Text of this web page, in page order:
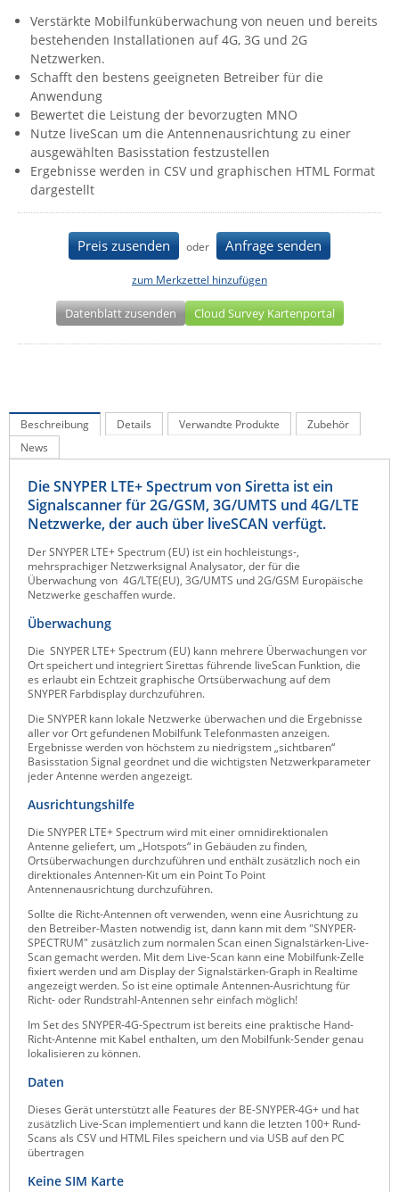
IEC Lock
Ihse
Kerlink
Kramer Electronics
KVM TEC
Legrand
LigoWave
Panorama Antennas
Raritan
Riello UPS
Server Technology
Siretta
SIRIO Antenne
Sunbird
Tactical Software
TEKTELIC
Teltonika
Unwired Networks
WATTECO
Westermo
News zu unseren Herstellern
Verstärkte Mobilfunküberwachung von neuen und bereits
bestehenden Installationen auf 4G, 3G und 2G
Netzwerken.
Schafft den bestens geeigneten Betreiber für die
Anwendung
Bewertet die Leistung der bevorzugten MNO
Nutze liveScan um die Antennenausrichtung zu einer
ausgewählten Basisstation festzustellen
Ergebnisse werden in CSV und graphischen HTML Format
dargestellt
Preis zusenden oder Anfrage senden
zum Merkzettel hinzufügen
Datenblatt zusenden Cloud Survey Kartenportal
Beschreibung Details Verwandte Produkte
Zubehör
News
Die SNYPER LTE+ Spectrum von Siretta ist ein
Signalscanner für 2G/GSM, 3G/UMTS und 4G/LTE
Netzwerke, der auch über liveSCAN verfügt.
Der SNYPER LTE+ Spectrum (EU) ist ein hochleistungs-,
mehrsprachiger Netzwerksignal Analysator, der für die
Überwachung von 4G/LTE(EU), 3G/UMTS und 2G/GSM Europäische
Netzwerke geschaffen wurde.
Überwachung
Die SNYPER LTE+ Spectrum (EU) kann mehrere Überwachungen vor
Ort speichert und integriert Sirettas führende liveScan Funktion, die
es erlaubt ein Echtzeit graphische Ortsüberwachung auf dem
SNYPER Farbdisplay durchzuführen.
Die SNYPER kann lokale Netzwerke überwachen und die Ergebnisse
aller vor Ort gefundenen Mobilfunk Telefonmasten anzeigen.
Ergebnisse werden von höchstem zu niedrigstem „sichtbaren“
Basisstation Signal geordnet und die wichtigsten Netzwerkparameter
jeder Antenne werden angezeigt.
Ausrichtungshilfe
Die SNYPER LTE+ Spectrum wird mit einer omnidirektionalen
Antenne geliefert, um „Hotspots“ in Gebäuden zu finden,
Ortsüberwachungen durchzuführen und enthält zusätzlich noch ein
direktionales Antennen-Kit um ein Point To Point
Antennenausrichtung durchzuführen.
Sollte die Richt-Antennen oft verwenden, wenn eine Ausrichtung zu
den Betreiber-Masten notwendig ist, dann kann mit dem "SNYPER-
SPECTRUM" zusätzlich zum normalen Scan einen Signalstärken-Live-
Scan gemacht werden. Mit dem Live-Scan kann eine Mobilfunk-Zelle
fixiert werden und am Display der Signalstärken-Graph in Realtime
angezeigt werden. So ist eine optimale Antennen-Ausrichtung für
Richt- oder Rundstrahl-Antennen sehr einfach möglich!
Im Set des SNYPER-4G-Spectrum ist bereits eine praktische Hand-
Richt-Antenne mit Kabel enthalten, um den Mobilfunk-Sender genau
lokalisieren zu können.
Daten
Dieses Gerät unterstützt alle Features der BE-SNYPER-4G+ und hat
zusätzlich Live-Scan implementiert und kann die letzten 100+ Rund-
Scans als CSV und HTML Files speichern und via USB auf den PC
übertragen
Keine SIM Karte